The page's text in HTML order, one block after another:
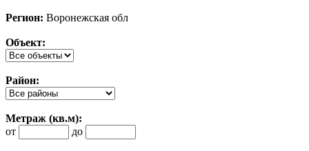
Регион: Воронежская обл
Объект:
Район:
Метраж (кв.м):
от
до